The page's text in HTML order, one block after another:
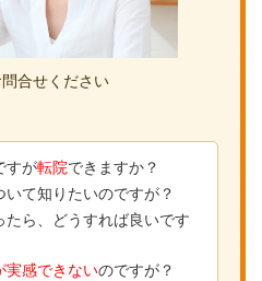
合せください
すが転院できますか？
いて知りたいのですが？
たら、どうすれば良いです
実感できないのですが？